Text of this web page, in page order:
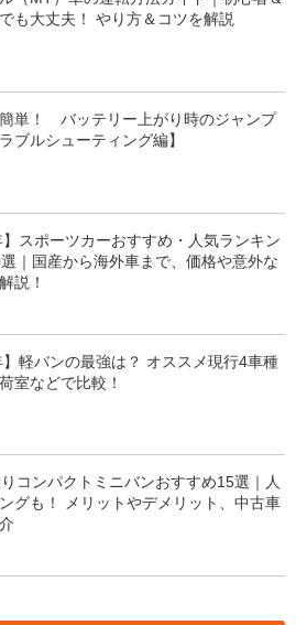
も大丈夫！ やり方＆コツを解説
単！ バッテリー上がり時のジャンプ
ブルシューティング編】
】スポーツカーおすすめ・人気ランキン
｜国産から海外車まで、価格や意外な
説！
】軽バンの最強は？ オススメ現行4車種
室などで比較！
コンパクトミニバンおすすめ15選｜人
グも！ メリットやデメリット、中古車